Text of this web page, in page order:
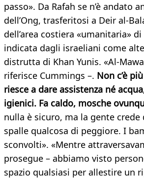
passo». Da Rafah se n’è andato
dell’Ong, trasferitosi a Deir al-
dell’area costiera «umanitaria»
indicata dagli israeliani come
distrutta di Khan Yunis. «Al-
riferisce Cummings –. Non c’è
riesce a dare assistenza né
igienici. Fa caldo, mosche
nulla è sicuro, ma la gente crede
spalle qualcosa di peggiore. I
sconvolti». «Mentre
prosegue – abbiamo visto
spazio qualsiasi per allestire un